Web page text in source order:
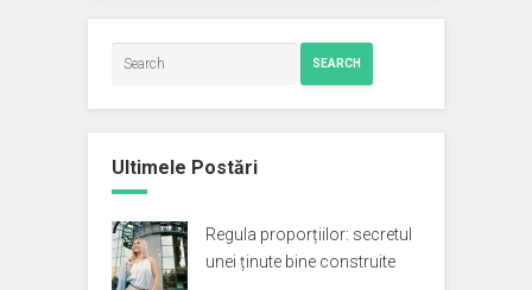
SEARCH
Ultimele Postări
Regula proporțiilor: secretul
unei ținute bine construite